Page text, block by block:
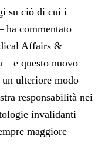
su ciò di cui i
ha commentato
Affairs &
e questo nuovo
ulteriore modo
responsabilità nei
invalidanti
maggiore